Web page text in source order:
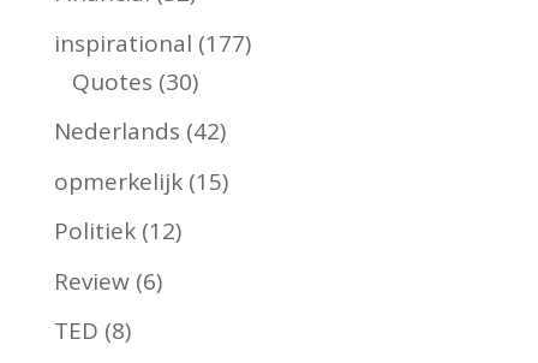
inspirational (177)
Quotes (30)
Nederlands (42)
opmerkelijk(15)
Politiek(12)
Review(6)
TED (8)